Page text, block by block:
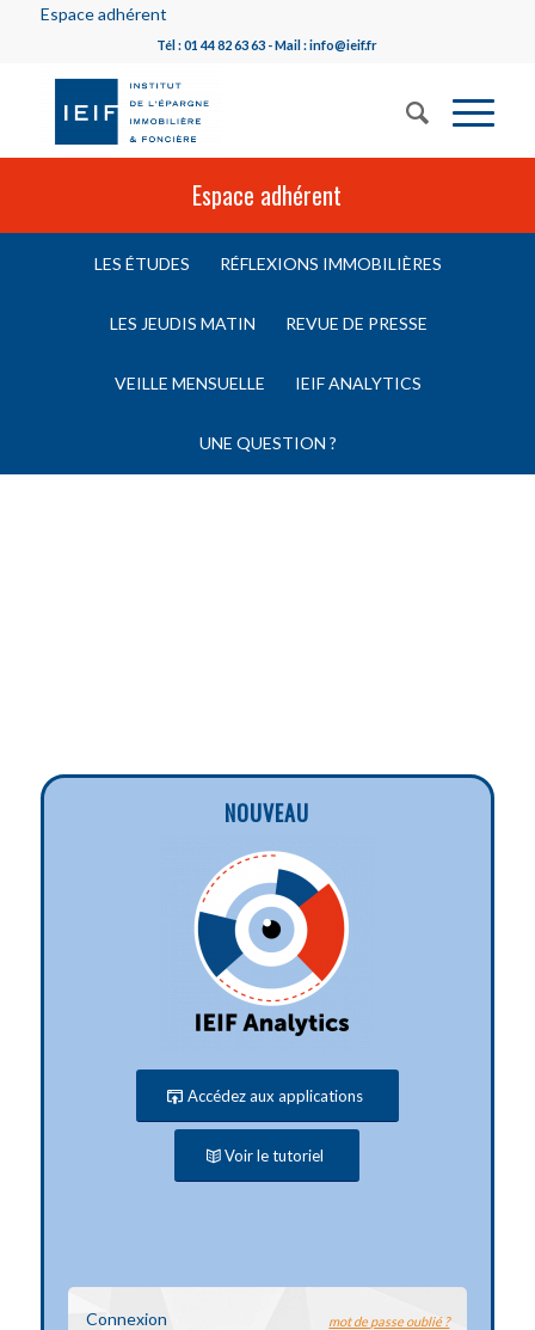
Espace adhérent
Tél : 01 44 82 63 63 - Mail : info@ieif.fr
Espace adhérent
LES ÉTUDES RÉFLEXIONS IMMOBILIÈRES
LES JEUDIS MATIN REVUE DE PRESSE
VEILLE MENSUELLE IEIF ANALYTICS
UNE QUESTION ?
NOUVEAU
Accédez aux applications
Voir le tutoriel
Connexion mot de passe oublié ?